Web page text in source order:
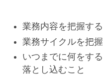
業務内容を把握す
業務サイクルを把
いつまでに何をす
落とし込むこと